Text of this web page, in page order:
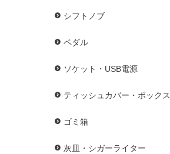
シフトノブ
ペダル
ソケット・USB電源
ティッシュカバー・ボックス
ゴミ箱
灰皿・シガーライター